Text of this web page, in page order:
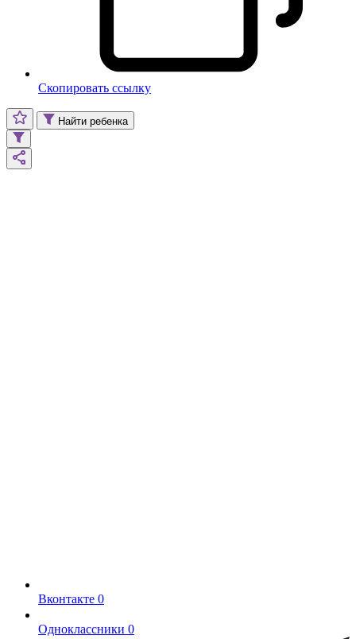
Скопировать ссылку
Найти ребенка
Вконтакте 0
Одноклассники 0